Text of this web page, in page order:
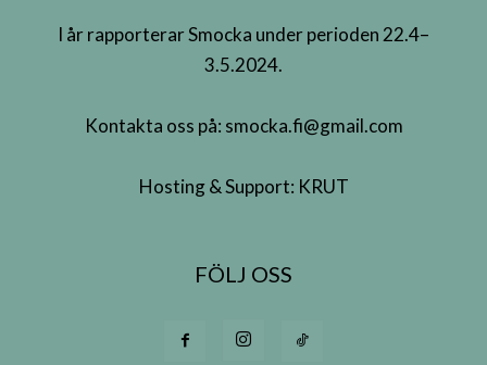
I år rapporterar Smocka under perioden 22.4–
3.5.2024.
Kontakta oss på: smocka.fi@gmail.com
Hosting & Support: KRUT
FÖLJ OSS